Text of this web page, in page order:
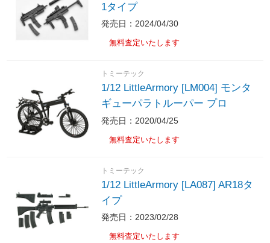
1タイプ
発売日：2024/04/30
無料査定いたします
トミーテック
1/12 LittleArmory [LM004] モンタ
ギューパラトルーパー プロ
発売日：2020/04/25
無料査定いたします
トミーテック
1/12 LittleArmory [LA087] AR18タ
イプ
発売日：2023/02/28
無料査定いたします